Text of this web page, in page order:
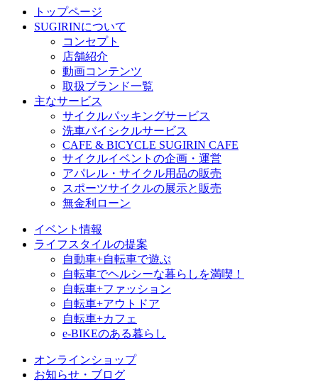
トップページ
SUGIRINについて
コンセプト
店舗紹介
動画コンテンツ
取扱ブランド一覧
主なサービス
サイクルパッキングサービス
洗車バイシクルサービス
CAFE & BICYCLE SUGIRIN CAFE
サイクルイベントの企画・運営
アパレル・サイクル用品の販売
スポーツサイクルの展示と販売
無金利ローン
イベント情報
ライフスタイルの提案
自動車+自転車で遊ぶ
自転車でヘルシーな暮らしを満喫！
自転車+ファッション
自転車+アウトドア
自転車+カフェ
e-BIKEのある暮らし
オンラインショップ
お知らせ・ブログ